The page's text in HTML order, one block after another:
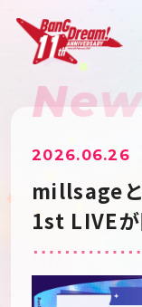
Home
Artist
Game
2026.06.26
millsage
1st LIVEが